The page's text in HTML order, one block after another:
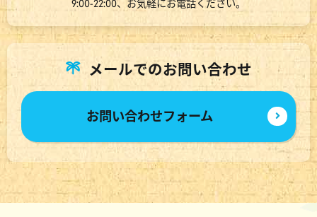
9:00-22:00、お気軽にお電話ください。
メールでのお問い合わせ
お問い合わせフォーム